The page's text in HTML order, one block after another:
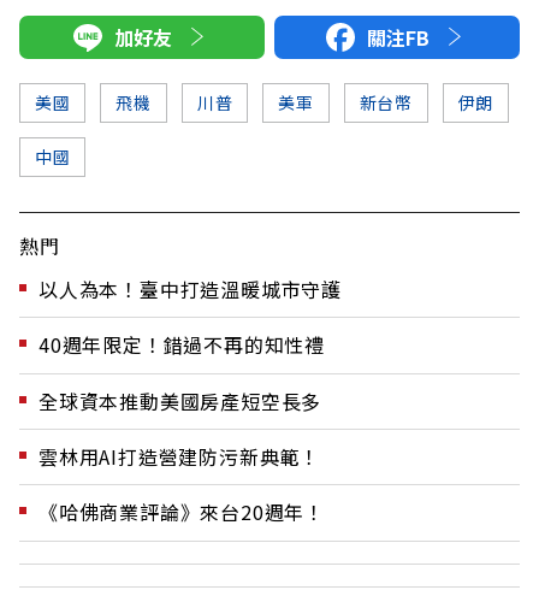
加好友 關注FB
美國 飛機 川普 美軍 新台幣 伊朗
中國
熱門
以人為本！臺中打造溫暖城市守護
40週年限定！錯過不再的知性禮
全球資本推動美國房產短空長多
雲林用AI打造營建防污新典範！
《哈佛商業評論》來台20週年！